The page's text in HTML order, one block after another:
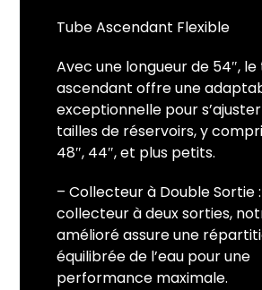
Tube Ascendant Flexible
Avec une longueur de 54″,
ascendant offre une
exceptionnelle pour
tailles de réservoirs, y
48″, 44″, et plus petits.
– Collecteur à Double Sortie :
collecteur à deux sorties,
amélioré assure une
équilibrée de l’eau pour une
performance maximale.